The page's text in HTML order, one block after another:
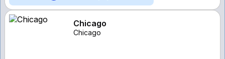
Chicago
Chicago